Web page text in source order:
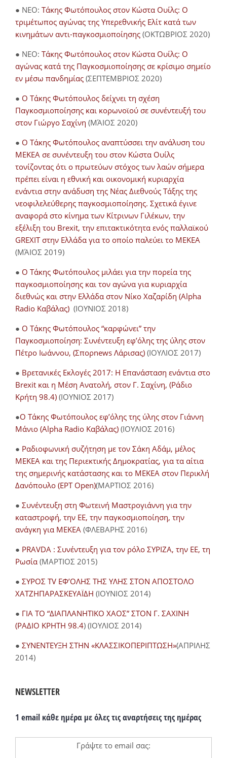
● NEO: Τάκης Φωτόπουλος στον Κώστα Ουίλς: Ο
τριμέτωπος αγώνας της Υπερεθνικής Ελίτ κατά των
κινημάτων αντι-παγκοσμιοποίησης (ΟΚΤΩΒΡΙΟΣ 2020)
● NEO: Τάκης Φωτόπουλος στον Κώστα Ουίλς: Ο
αγώνας κατά της Παγκοσμιοποίησης σε κρίσιμο σημείο
εν μέσω πανδημίας (ΣΕΠΤΕΜΒΡΙΟΣ 2020)
● Ο Τάκης Φωτόπουλος δείχνει τη σχέση
Παγκοσμιοποίησης και κορωνοϊού σε συνέντευξή του
στον Γιώργο Σαχίνη (ΜΆΙΟΣ 2020)
● O Τάκης Φωτόπουλος αναπτύσσει την ανάλυση του
ΜΕΚΕΑ σε συνέντευξη του στον Κώστα Ουίλς
τονίζοντας ότι ο πρωτεύων στόχος των λαών σήμερα
πρέπει είναι η εθνική και οικονομική κυριαρχία
ενάντια στην ανάδυση της Νέας Διεθνούς Τάξης της
νεοφιλελεύθερης παγκοσμιοποίησης. Σχετικά έγινε
αναφορά στο κίνημα των Κίτρινων Γιλέκων, την
εξέλιξη του Brexit, την επιτακτικότητα ενός παλλαϊκού
GREXIT στην Ελλάδα για το οποίο παλεύει το ΜΕΚΕΑ
(ΜΆΙΟΣ 2019)
● Ο Τάκης Φωτόπουλος μιλάει για την πορεία της
παγκοσμιοποίησης και τον αγώνα για κυριαρχία
διεθνώς και στην Ελλάδα στον Νίκο Χαζαρίδη (Alpha
Radio Καβάλας) (ΙΟΥΝΙΟΣ 2018)
● Ο Τάκης Φωτόπουλος “καρφώνει” την
Παγκοσμιοποίηση: Συνέντευξη εφ’όλης της ύλης στον
Πέτρο Ιωάννου, (Σπορnews Λάρισας) (ΙΟΥΛΙΟΣ 2017)
● Βρετανικές Εκλογές 2017: Η Επανάσταση ενάντια στο
Brexit και η Μέση Ανατολή, στον Γ. Σαχίνη, (Ράδιο
Κρήτη 98.4) (ΙΟΥΝΙΟΣ 2017)
●O Τάκης Φωτόπουλος εφ’όλης της ύλης στον Γιάννη
Μάνιο (Alpha Radio Καβάλας) (ΙΟΥΛΙΟΣ 2016)
● Ραδιοφωνική συζήτηση με τον Σάκη Αδάμ, μέλος
ΜΕΚΕΑ και της Περιεκτικής Δημοκρατίας, για τα αίτια
της σημερινής κατάστασης και το ΜΕΚΕΑ στον Περικλή
Δανόπουλο (ΕΡΤ Open)(ΜΑΡΤΙΟΣ 2016)
● Συνέντευξη στη Φωτεινή Μαστρογιάννη για την
καταστροφή, την ΕΕ, την παγκοσμιοποίηση, την
ανάγκη για ΜΕΚΕΑ (ΦΛΕΒΑΡΗΣ 2016)
● PRAVDA : Συνέντευξη για τον ρόλο ΣΥΡΙΖΑ, την ΕΕ, τη
Ρωσία (ΜΑΡΤΙΟΣ 2015)
● ΣΥΡΟΣ TV ΕΦ’ΟΛΗΣ ΤΗΣ ΥΛΗΣ ΣΤΟΝ ΑΠΟΣΤΟΛΟ
ΧΑΤΖΗΠΑΡΑΣΚΕΥΑΪΔΗ (ΙΟΥΝΙΟΣ 2014)
● ΓΙΑ ΤΟ “ΔΙΑΠΛΑΝΗΤΙΚΟ ΧΑΟΣ” ΣΤΟΝ Γ. ΣΑΧΙΝΗ
(ΡΑΔΙΟ ΚΡΗΤΗ 98.4) (ΙΟΥΛΙΟΣ 2014)
● ΣΥΝΕΝΤΕΥΞΗ ΣΤΗΝ «ΚΛΑΣΣΙΚΟΠΕΡΙΠΤΩΣΗ»(ΑΠΡΙΛΗΣ
2014)
NEWSLETTER
1 email κάθε ημέρα με όλες τις αναρτήσεις της ημέρας
Γράψτε το email σας: